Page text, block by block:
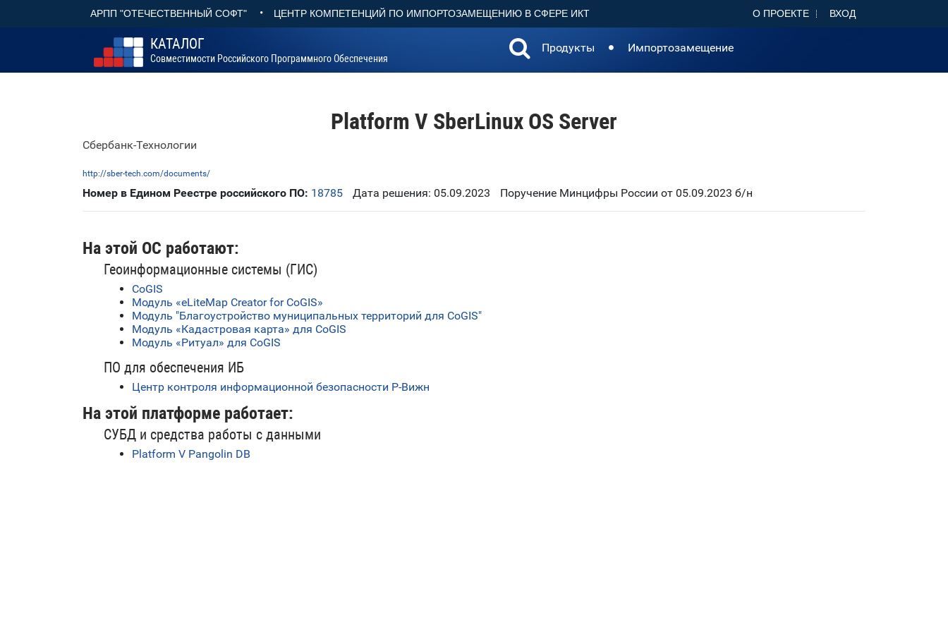
АРПП "ОТЕЧЕСТВЕННЫЙ СОФТ" • ЦЕНТР КОМПЕТЕНЦИЙ ПО ИМПОРТОЗАМЕЩЕНИЮ В СФЕРЕ ИКТ О ПРОЕКТЕ ВХОД
КАТАЛОГ
Совместимости Российского Программного Обеспечения
Продукты Импортозамещение
Platform V SberLinux OS Server
Сбербанк-Технологии
http://sber-tech.com/documents/
Номер в Едином Реестре российского ПО: 18785 Дата решения: 05.09.2023 Поручение Минцифры России от 05.09.2023 б/н
На этой ОС работают:
Геоинформационные системы (ГИС)
CoGIS
Модуль «eLiteMap Creator for CoGIS»
Модуль "Благоустройство муниципальных территорий для CoGIS"
Модуль «Кадастровая карта» для CoGIS
Модуль «Ритуал» для CoGIS
ПО для обеспечения ИБ
Центр контроля информационной безопасности Р-Вижн
На этой платформе работает:
СУБД и средства работы с данными
Platform V Pangolin DB